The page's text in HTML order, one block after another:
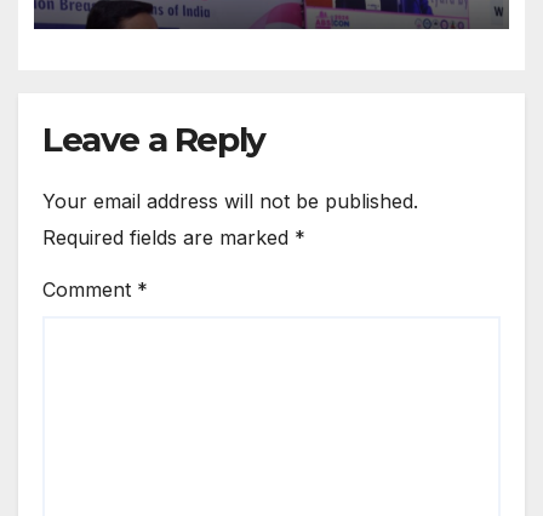
Leave a Reply
Your email address will not be published.
Required fields are marked *
Comment *